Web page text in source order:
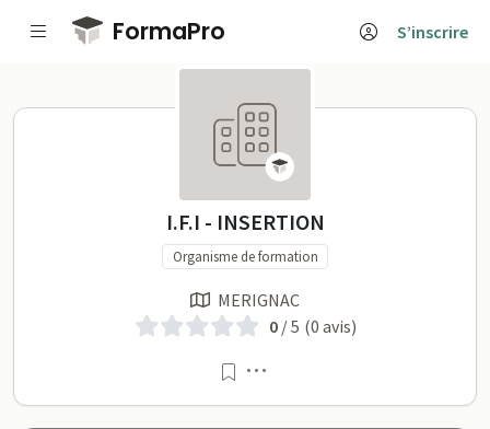
Passer au contenu principal
FormaPro S’inscrire
I.F.I - INSERTION sur
I.F.I - INSERTION
Organisme de formation
MERIGNAC
0/ 5 (0 avis)